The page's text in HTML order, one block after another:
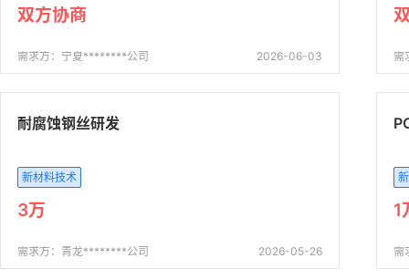
双方协商
需求方：宁夏********公司 2026-06-03 需
耐腐蚀钢丝研发
新材料技术
3万
需求方：青龙********公司 2026-05-26
1
需